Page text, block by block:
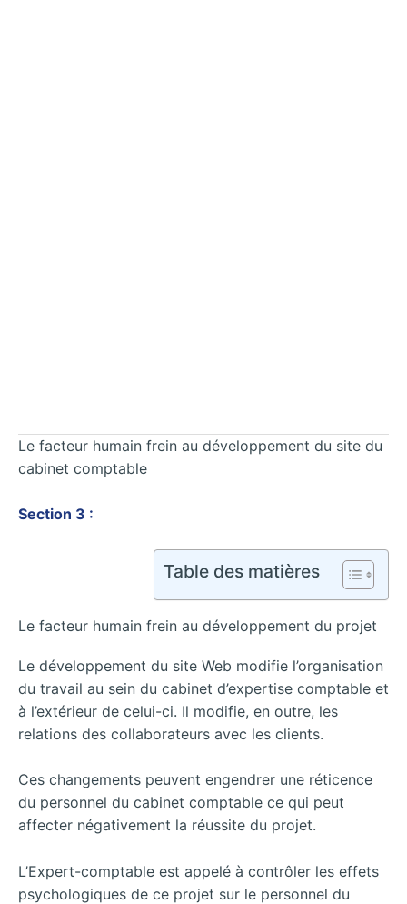
Le facteur humain frein au développement du site du
cabinet comptable
Section 3 :
Table des matières
Le facteur humain frein au développement du projet
Le développement du site Web modifie l’organisation
du travail au sein du cabinet d’expertise comptable et
à l’extérieur de celui-ci. Il modifie, en outre, les
relations des collaborateurs avec les clients.
Ces changements peuvent engendrer une réticence
du personnel du cabinet comptable ce qui peut
affecter négativement la réussite du projet.
L’Expert-comptable est appelé à contrôler les effets
psychologiques de ce projet sur le personnel du